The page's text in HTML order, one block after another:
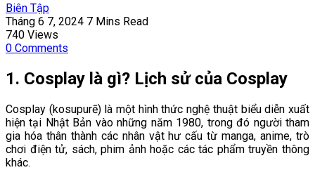
Biên Tập
Tháng 6 7, 2024 7 Mins Read
740 Views
0 Comments
1. Cosplay là gì? Lịch sử của Cosplay
Cosplay (kosupurē) là một hình thức nghệ thuật biểu diễn xuất
hiện tại Nhật Bản vào những năm 1980, trong đó người tham
gia hóa thân thành các nhân vật hư cấu từ manga, anime, trò
chơi điện tử, sách, phim ảnh hoặc các tác phẩm truyền thông
khác.